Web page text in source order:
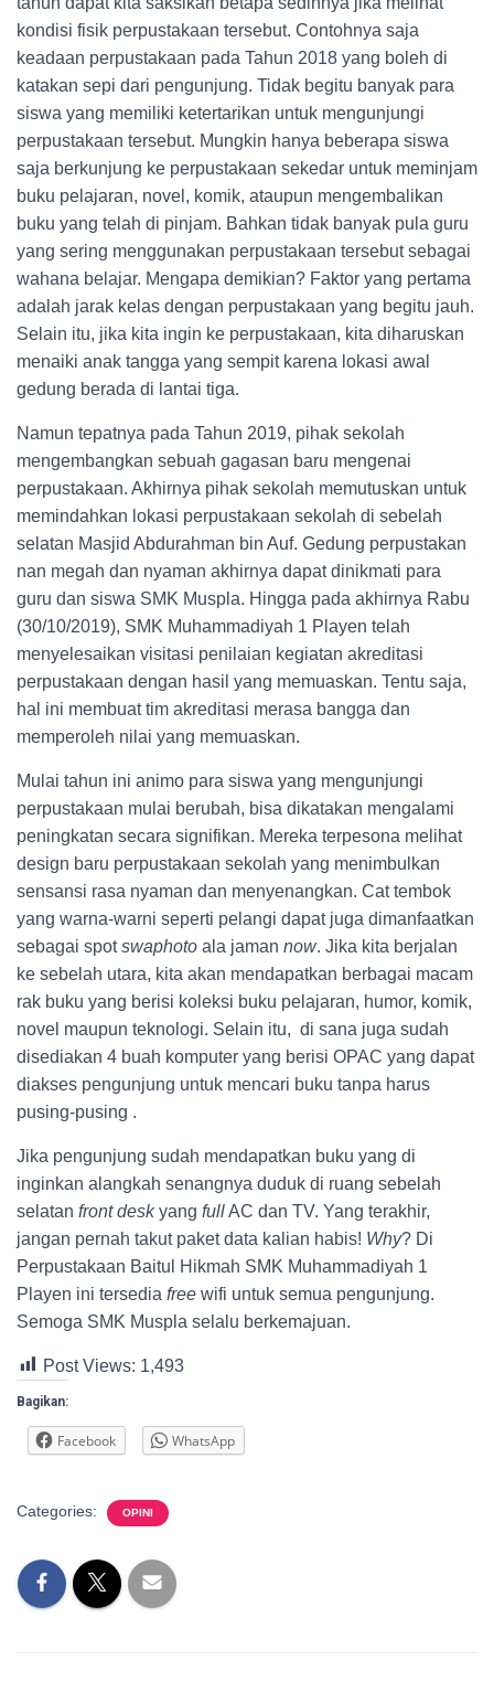
kondisi fisik perpustakaan tersebut. Contohnya saja
keadaan perpustakaan pada Tahun 2018 yang boleh di
katakan sepi dari pengunjung. Tidak begitu banyak para
siswa yang memiliki ketertarikan untuk mengunjungi
perpustakaan tersebut. Mungkin hanya beberapa siswa
saja berkunjung ke perpustakaan sekedar untuk meminjam
buku pelajaran, novel, komik, ataupun mengembalikan
buku yang telah di pinjam. Bahkan tidak banyak pula guru
yang sering menggunakan perpustakaan tersebut sebagai
wahana belajar. Mengapa demikian? Faktor yang pertama
adalah jarak kelas dengan perpustakaan yang begitu jauh.
Selain itu, jika kita ingin ke perpustakaan, kita diharuskan
menaiki anak tangga yang sempit karena lokasi awal
gedung berada di lantai tiga.
Namun tepatnya pada Tahun 2019, pihak sekolah
mengembangkan sebuah gagasan baru mengenai
perpustakaan. Akhirnya pihak sekolah memutuskan untuk
memindahkan lokasi perpustakaan sekolah di sebelah
selatan Masjid Abdurahman bin Auf. Gedung perpustakan
nan megah dan nyaman akhirnya dapat dinikmati para
guru dan siswa SMK Muspla. Hingga pada akhirnya Rabu
(30/10/2019), SMK Muhammadiyah 1 Playen telah
menyelesaikan visitasi penilaian kegiatan akreditasi
perpustakaan dengan hasil yang memuaskan. Tentu saja,
hal ini membuat tim akreditasi merasa bangga dan
memperoleh nilai yang memuaskan.
Mulai tahun ini animo para siswa yang mengunjungi
perpustakaan mulai berubah, bisa dikatakan mengalami
peningkatan secara signifikan. Mereka terpesona melihat
design baru perpustakaan sekolah yang menimbulkan
sensansi rasa nyaman dan menyenangkan. Cat tembok
yang warna-warni seperti pelangi dapat juga dimanfaatkan
sebagai spotswaphoto ala jaman now. Jika kita berjalan
ke sebelah utara, kita akan mendapatkan berbagai macam
rak buku yang berisi koleksi buku pelajaran, humor, komik,
novel maupun teknologi. Selain itu, di sana juga sudah
disediakan 4 buah komputer yang berisi OPAC yang dapat
diakses pengunjung untuk mencari buku tanpa harus
pusing-pusing .
Jika pengunjung sudah mendapatkan buku yang di
inginkan alangkah senangnya duduk di ruang sebelah
selatan front deskyang fullAC dan TV. Yang terakhir,
jangan pernah takut paket data kalian habis! Why? Di
Perpustakaan Baitul Hikmah SMK Muhammadiyah 1
Playen ini tersedia free wifi untuk semua pengunjung.
Semoga SMK Muspla selalu berkemajuan.
Post Views: 1,493
Bagikan:
Facebook WhatsApp
Categories: OPINI